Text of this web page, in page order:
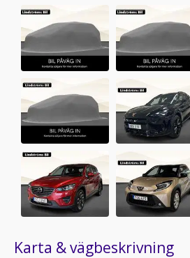
Karta & vägbeskrivning